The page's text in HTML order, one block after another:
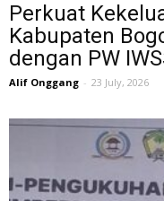
Perkuat
Kabupaten
dengan PW
Alif Onggang - 23 July, 2026